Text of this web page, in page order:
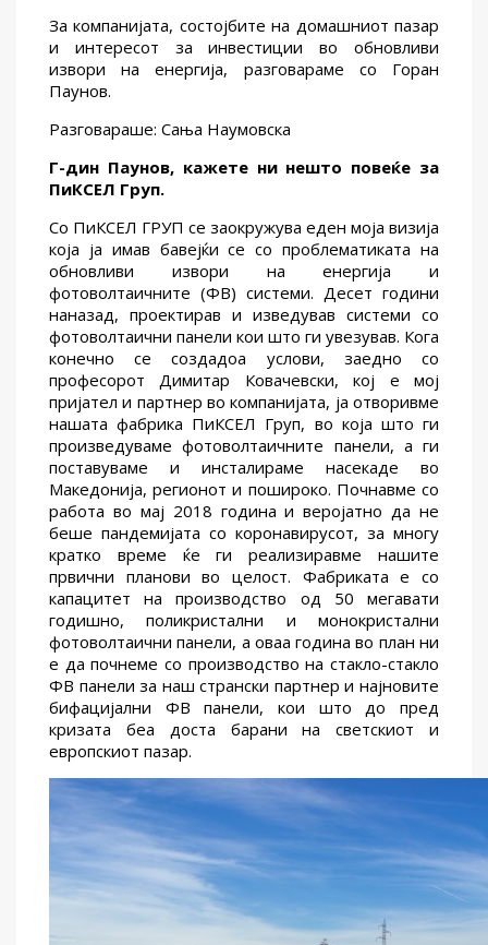
За компанијата, состојбите на домашниот пазар
и интересот за инвестиции во обновливи
извори на енергија, разговараме со Горан
Паунов.
Разговараше: Сања Наумовска
Г-дин Паунов, кажете ни нешто повеќе за
ПиКСЕЛ Груп.
Со ПиКСЕЛ ГРУП се заокружува еден моја визија
која ја имав бавејќи се со проблематиката на
обновливи извори на енергија и
фотоволтаичните (ФВ) системи. Десет години
наназад, проектирав и изведував системи со
фотоволтаични панели кои што ги увезував. Кога
конечно се создадоа услови, заедно со
професорот Димитар Ковачевски, кој е мој
пријател и партнер во компанијата, ја отворивме
нашата фабрика ПиКСЕЛ Груп, во која што ги
произведуваме фотоволтаичните панели, а ги
поставуваме и инсталираме насекаде во
Македонија, регионот и пошироко. Почнавме со
работа во мај 2018 година и веројатно да не
беше пандемијата со коронавирусот, за многу
кратко време ќе ги реализиравме нашите
првични планови во целост. Фабриката е со
капацитет на производство од 50 мегавати
годишно, поликристални и монокристални
фотоволтаични панели, а оваа година во план ни
е да почнеме со производство на стакло-стакло
ФВ панели за наш странски партнер и најновите
бифацијални ФВ панели, кои што до пред
кризата беа доста барани на светскиот и
европскиот пазар.